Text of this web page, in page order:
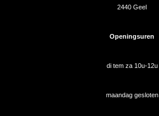
2440 Geel
Openingsuren
di tem za 10u-12u
maandag gesloten